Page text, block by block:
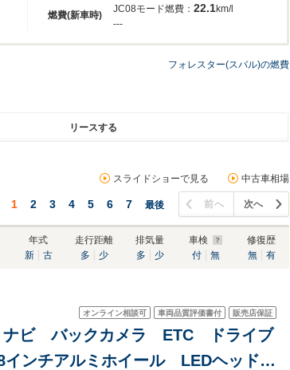
燃費(新車時)
JC08モード燃費： 22.1km/l
---
フォレスター(スバル)の燃費
リースする
スライドショーで見る 中古車相場
1 2 3 4 5 6 7 最後 前へ 次へ
年式
新
古
走行距離
多
少
排気量
多
少
車検
付
無
修復歴
無
有
オンライン相談可 車両品質評価書付 販売店保証
ナビ バックカメラ ETC ドライブ
ンチアルミホイール LEDヘッドラ